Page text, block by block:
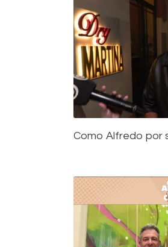
Como Alfredo por